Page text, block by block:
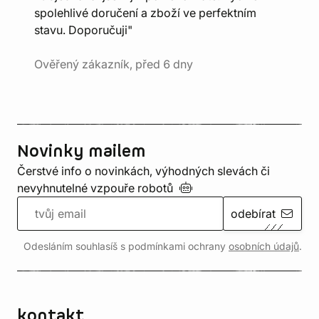
spolehlivé doručení a zboží ve perfektním
stavu. Doporučuji"
Ověřený zákazník, před 6 dny
Novinky mailem
Čerstvé info o novinkách, výhodných slevách či
nevyhnutelné vzpouře robotů
odebírat
Odesláním souhlasíš s podmínkami ochrany osobních údajů.